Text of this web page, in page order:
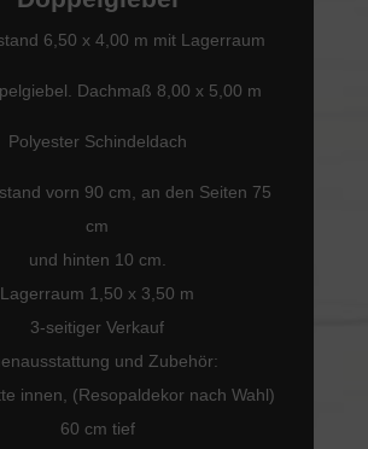
6,50 x 4,00 m mit Lagerraum
Dachmaß 8,00 x 5,00 m
Polyester Schindeldach
vorn 90 cm, an den Seiten 75
cm
und hinten 10 cm.
Lagerraum 1,50 x 3,50 m
3-seitiger Verkauf
und Zubehör:
innen, (Resopaldekor nach Wahl)
60 cm tief